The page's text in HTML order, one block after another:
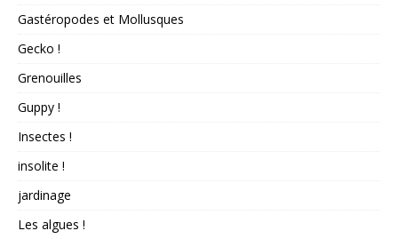
Gastéropodes et Mollusques
Gecko !
Grenouilles
Guppy !
Insectes !
insolite !
jardinage
Les algues !